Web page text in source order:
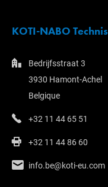
KOTI-NABO
Bedrijfsstraat 3
3930 Hamont-Achel
Belgique
+32 11 44 65 51
+32 11 44 86 60
info.be@koti-eu.com